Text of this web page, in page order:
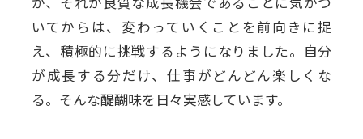
いてからは、変わっていくことを前向きに捉
え、積極的に挑戦するようになりました。自分
が成長する分だけ、仕事がどんどん楽しくな
る。そんな醍醐味を日々実感しています。